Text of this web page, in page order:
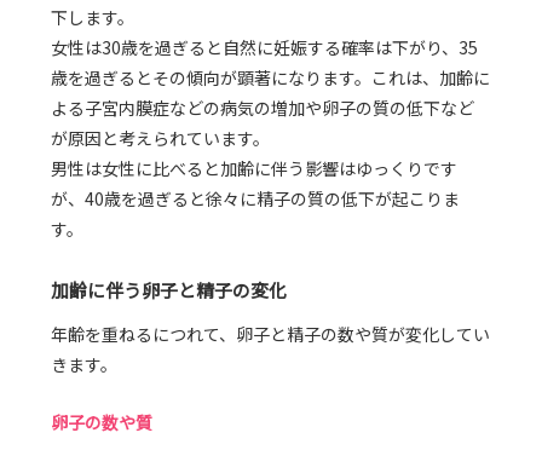
下します。
女性は30歳を過ぎると自然に妊娠する確率は下がり、35
歳を過ぎるとその傾向が顕著になります。これは、加齢に
よる子宮内膜症などの病気の増加や卵子の質の低下など
が原因と考えられています。
男性は女性に比べると加齢に伴う影響はゆっくりです
が、40歳を過ぎると徐々に精子の質の低下が起こりま
す。
加齢に伴う卵子と精子の変化
年齢を重ねるにつれて、卵子と精子の数や質が変化してい
きます。
卵子の数や質